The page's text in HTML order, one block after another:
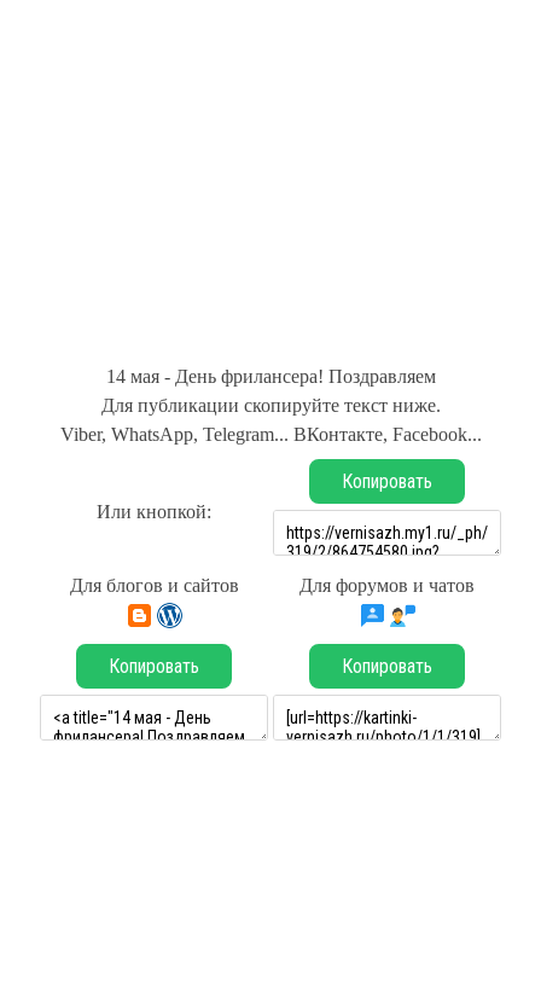
14 мая - День фрилансера! Поздравляем
Для публикации скопируйте текст ниже.
Viber, WhatsApp, Telegram... ВКонтакте, Facebook...
Или кнопкой:
Копировать
Для блогов и сайтов Для форумов и чатов
Копировать Копировать